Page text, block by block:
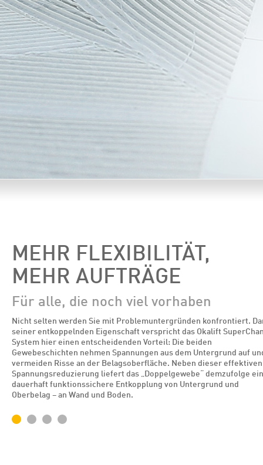
MEHR FLEXIBILITÄT,
MEHR AUFTRÄGE
Für alle, die noch viel vorhaben
Nicht selten werden Sie mit Problemuntergründen konfrontiert.
seiner entkoppelnden Eigenschaft verspricht das Okalift
System hier einen entscheidenden Vorteil: Die beiden
Gewebeschichten nehmen Spannungen aus dem Untergrund auf
vermeiden Risse an der Belagsoberfläche. Neben dieser effektiven
Spannungsreduzierung liefert das „Doppelgewebe“ demzufolge
dauerhaft funktionssichere Entkopplung von Untergrund und
Oberbelag – an Wand und Boden.